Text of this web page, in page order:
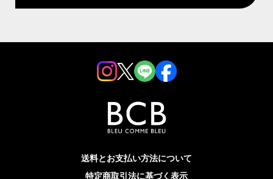
送料とお支払い方法について
特定商取引法に基づく表示